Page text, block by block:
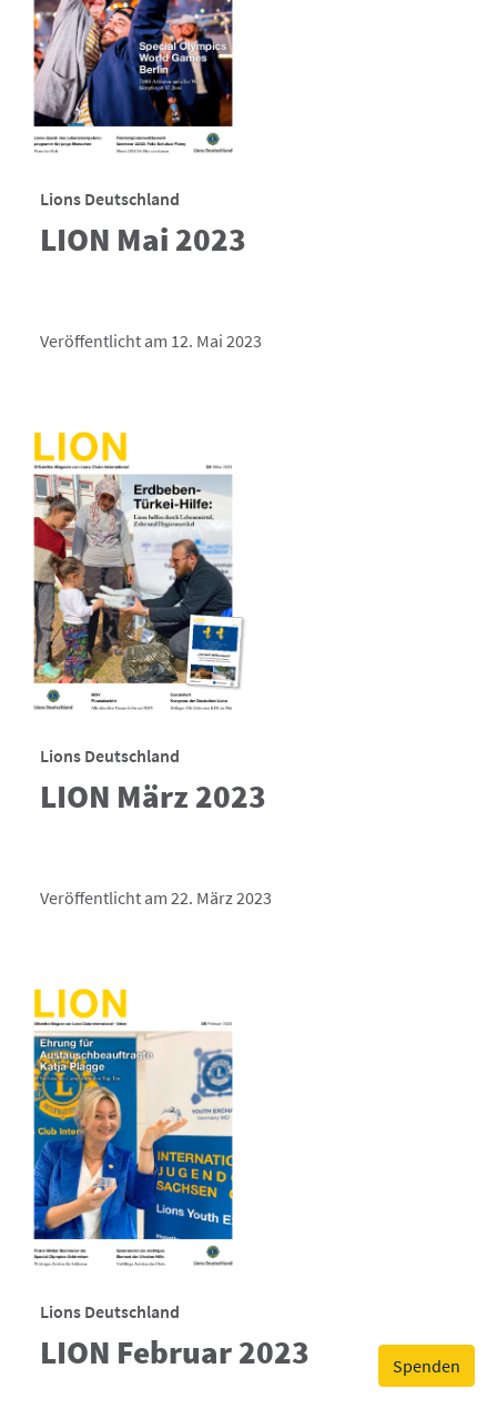
Spenden
Lions Deutschland
LION Mai 2023
Veröffentlicht am 12. Mai 2023
Lions Deutschland
LION März 2023
Veröffentlicht am 22. März 2023
Lions Deutschland
LION Februar 2023